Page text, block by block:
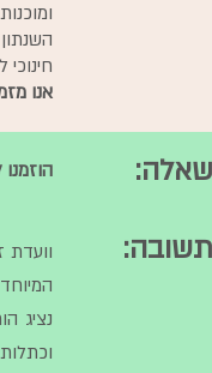
אנו
שאלה:
נציג
תשובה: